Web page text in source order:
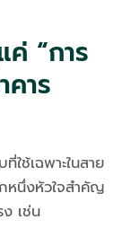
“การ
าร
ใช้เฉพาะในสาย
หนึ่งหัวใจสำคัญ
เช่น